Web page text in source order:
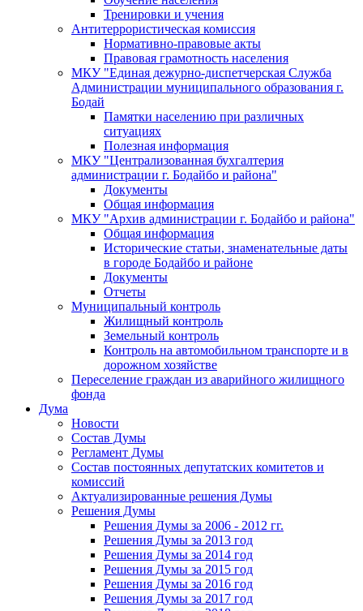
Тренировки и учения
Антитеррористическая комиссия
Нормативно-правовые акты
Правовая грамотность населения
МКУ "Единая дежурно-диспетчерская Служба
Администрации муниципального образования г.
Бодай
Памятки населению при различных
ситуациях
Полезная информация
МКУ "Централизованная бухгалтерия
администрации г. Бодайбо и района"
Документы
Общая информация
МКУ "Архив администрации г. Бодайбо и района"
Общая информация
Исторические статьи, знаменательные даты
в городе Бодайбо и районе
Документы
Отчеты
Муниципальный контроль
Жилищный контроль
Земельный контроль
Контроль на автомобильном транспорте и в
дорожном хозяйстве
Переселение граждан из аварийного жилищного
фонда
Дума
Новости
Состав Думы
Регламент Думы
Состав постоянных депутатских комитетов и
комиссий
Актуализированные решения Думы
Решения Думы
Решения Думы за 2006 - 2012 гг.
Решения Думы за 2013 год
Решения Думы за 2014 год
Решения Думы за 2015 год
Решения Думы за 2016 год
Решения Думы за 2017 год